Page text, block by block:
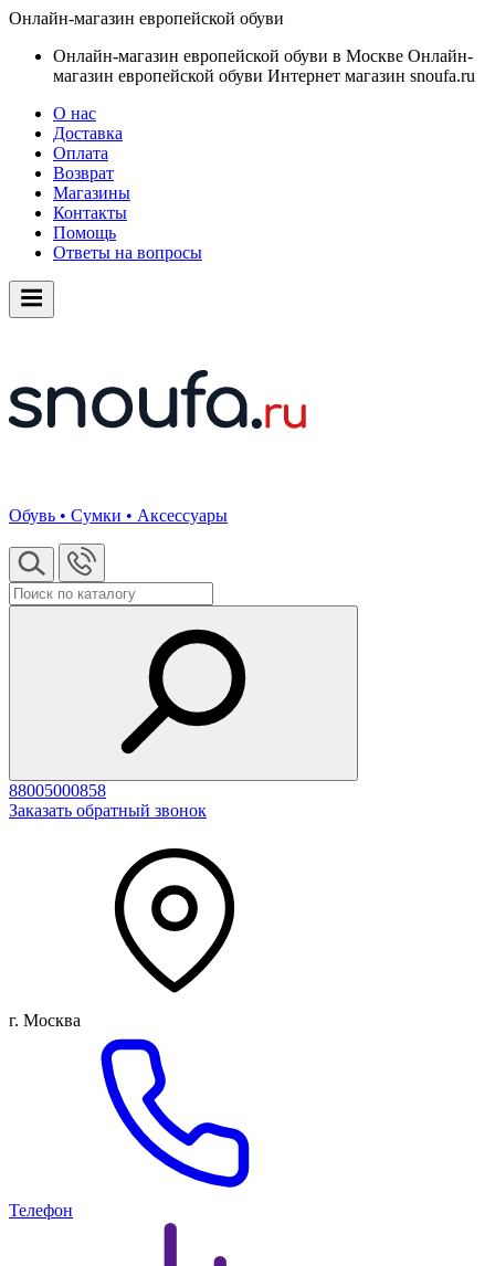
Онлайн-магазин европейской обуви
Онлайн-магазин европейской обуви в Москве Онлайн-
магазин европейской обуви Интернет магазин snoufa.ru
О нас
Доставка
Оплата
Возврат
Магазины
Контакты
Помощь
Ответы на вопросы
Обувь • Сумки • Аксессуары
88005000858
Заказать обратный звонок
г. Москва
Телефон